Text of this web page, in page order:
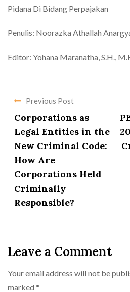
Pidana Di Bidang Perpajakan
Penulis: Noorazka Athallah
Editor: Yohana Maranatha, S.H.,
Previous Post
Corporations as
Legal Entities in the
New Criminal Code:
How Are
Corporations Held
Criminally
Responsible?
Leave a Comment
Your email address will not be
marked *